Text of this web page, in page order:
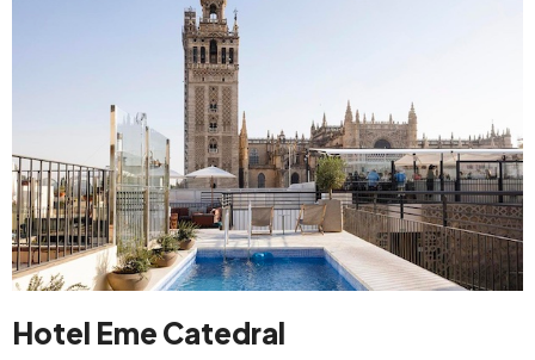
Hotel Eme Catedral